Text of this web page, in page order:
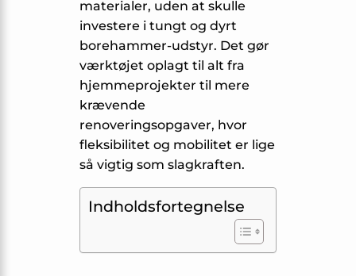
materialer, uden at skulle
investere i tungt og dyrt
borehammer-udstyr. Det gør
værktøjet oplagt til alt fra
hjemmeprojekter til mere
krævende
renoveringsopgaver, hvor
fleksibilitet og mobilitet er lige
så vigtig som slagkraften.
Indholdsfortegnelse